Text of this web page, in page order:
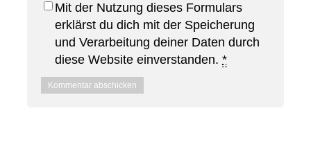
Mit der Nutzung dieses Formulars
erklärst du dich mit der Speicherung
und Verarbeitung deiner Daten durch
diese Website einverstanden. *